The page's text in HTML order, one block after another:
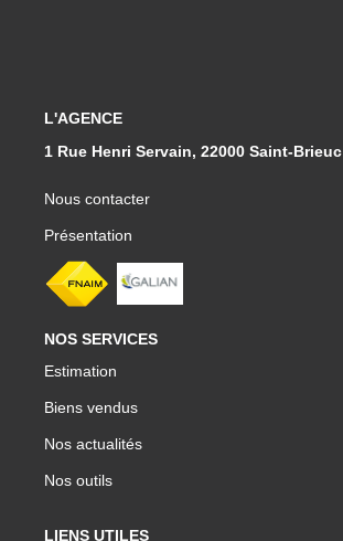
L'AGENCE
1 Rue Henri Servain, 22000 Saint-Brieuc
Nous contacter
Présentation
NOS SERVICES
Estimation
Biens vendus
Nos actualités
Nos outils
LIENS UTILES